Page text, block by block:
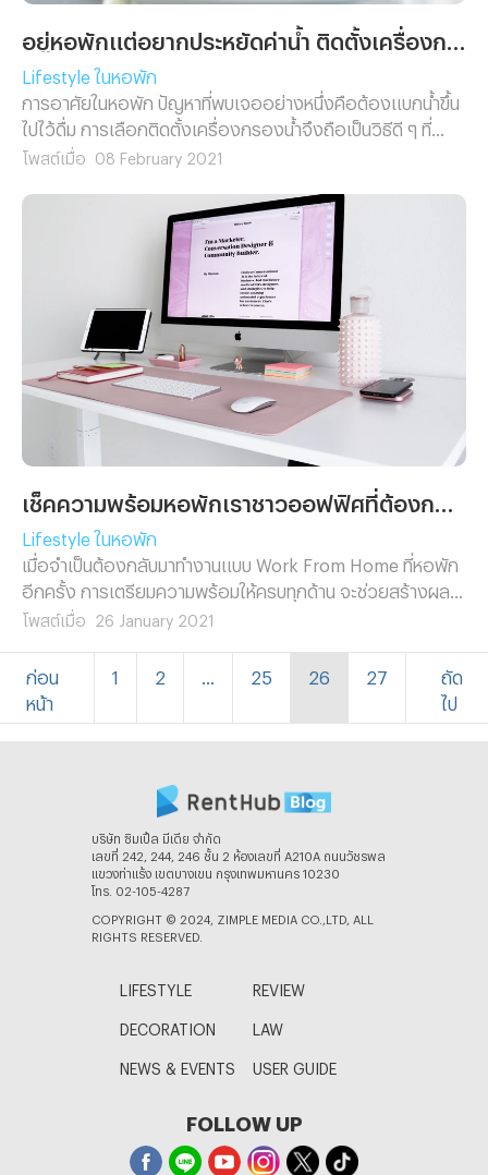
ใหญ่ให้ความรู้สึกร่มรื่นเหมาะสำหรับชาว WFH ที่นั่งทำงานอยู่ใน
ห้องสี่เหลี่ยมให้ได้ลองออกมาสูดบรรยากาศใหม่ ๆ แนว Homy
[&hellip;]
Lifestyle ในหอพัก
การอาศัยในหอพัก ปัญหาที่พบเจออย่างหนึ่งคือต้องแบกน้ำขึ้น
ไปไว้ดื่ม การเลือกติดตั้งเครื่องกรองน้ำจึงถือเป็นวิธีดี ๆ ที่
นอกจากไม่เหนื่อยแล้วยังประหยัดอีกด้วย
โพสต์เมื่อ 08 February 2021
Lifestyle ในหอพัก
เมื่อจำเป็นต้องกลับมาทำงานแบบ Work From Home ที่หอพัก
อีกครั้ง การเตรียมความพร้อมให้ครบทุกด้าน จะช่วยสร้างผล
งานออกมาดี ไม่มีปัญหาและยังสะดวกสบายกว่าเดิมด้วย
โพสต์เมื่อ 26 January 2021
ก่อน
หน้า
1 2 25 26 27
ถัด
ไป
บริษัท ซิมเปิ้ล มีเดีย จํากัด
เลขที่ 242, 244, 246 ชั้น 2 ห้องเลขที่ A210A ถนนวัชรพล
แขวงท่าแร้ง เขตบางเขน กรุงเทพมหานคร 10230
โทร. 02-105-4287
COPYRIGHT © 2024, ZIMPLE MEDIA CO.,LTD, ALL
RIGHTS RESERVED.
LIFESTYLE REVIEW
DECORATION LAW
NEWS & EVENTS USER GUIDE
FOLLOW UP